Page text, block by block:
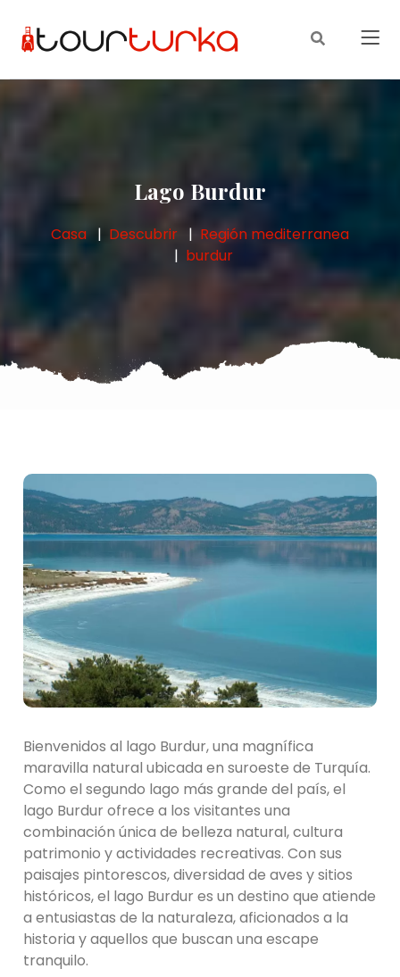
Lago Burdur
Casa Descubrir
Región mediterranea
burdur
Bienvenidos al lago Burdur, una magnífica
maravilla natural ubicada en suroeste de Turquía.
Como el segundo lago más grande del país, el
lago Burdur ofrece a los visitantes una
combinación única de belleza natural, cultura
patrimonio y actividades recreativas. Con sus
paisajes pintorescos, diversidad de aves y sitios
históricos, el lago Burdur es un destino que atiende
a entusiastas de la naturaleza, aficionados a la
historia y aquellos que buscan una escape
tranquilo.